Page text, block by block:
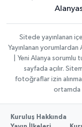
Sitede yayınlanan
Yayınlanan
| Yeni Alanya
sayfada açılır.
fotoğraflar izin
ortamda
Kuruluş Hakkında